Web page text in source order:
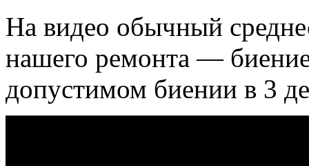
На видео обычный
нашего ремонта —
допустимом биении в 3